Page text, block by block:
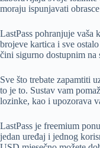
moraju ispunjavati
LastPass pohranjuje vaša
brojeve kartica i sve
čini sigurno dostupnim na
Sve što trebate zapamtiti
to je to. Sustav vam
lozinke, kao i upozorava
LastPass je freemium
jedan uređaj i jednog